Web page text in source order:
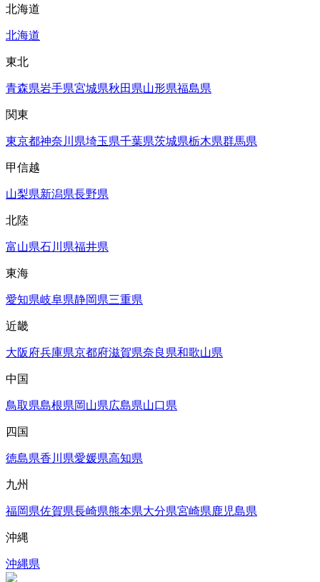
北海道
北海道
東北
青森県岩手県宮城県秋田県山形県福島県
関東
東京都神奈川県埼玉県千葉県茨城県栃木県群馬県
甲信越
山梨県新潟県長野県
北陸
富山県石川県福井県
東海
愛知県岐阜県静岡県三重県
近畿
大阪府兵庫県京都府滋賀県奈良県和歌山県
中国
鳥取県島根県岡山県広島県山口県
四国
徳島県香川県愛媛県高知県
九州
福岡県佐賀県長崎県熊本県大分県宮崎県鹿児島県
沖縄
沖縄県